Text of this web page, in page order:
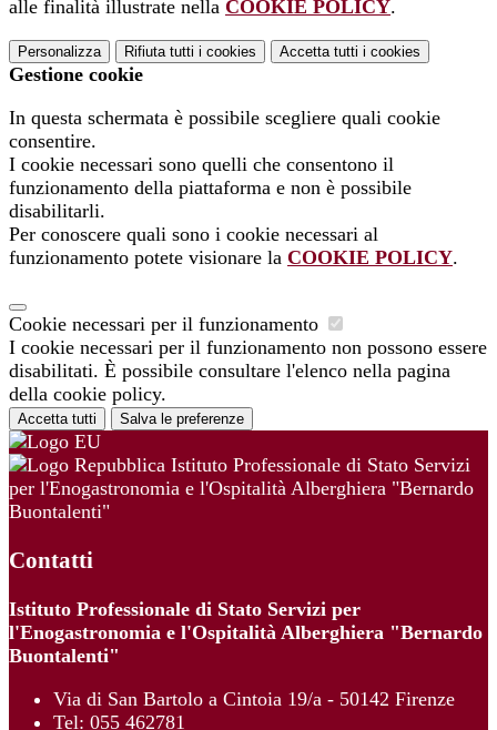
alle finalità illustrate nella COOKIE POLICY.
Personalizza Rifiuta tutti i cookies Accetta tutti i cookies
Gestione cookie
In questa schermata è possibile scegliere quali cookie
consentire.
I cookie necessari sono quelli che consentono il
funzionamento della piattaforma e non è possibile
disabilitarli.
Per conoscere quali sono i cookie necessari al
funzionamento potete visionare la COOKIE POLICY.
Cookie necessari per il funzionamento
I cookie necessari per il funzionamento non possono essere
disabilitati. È possibile consultare l'elenco nella pagina
della cookie policy.
Accetta tutti Salva le preferenze
Istituto Professionale di Stato Servizi
per l'Enogastronomia e l'Ospitalità Alberghiera "Bernardo
Buontalenti"
Contatti
Istituto Professionale di Stato Servizi per
l'Enogastronomia e l'Ospitalità Alberghiera "Bernardo
Buontalenti"
Via di San Bartolo a Cintoia 19/a - 50142 Firenze
Tel: 055 462781